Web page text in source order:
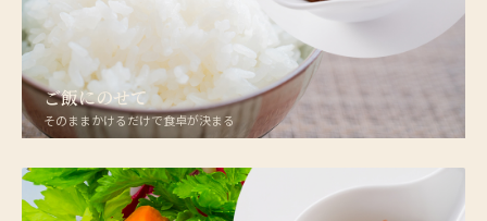
ご飯にのせて
そのままかけるだけで食卓が決まる